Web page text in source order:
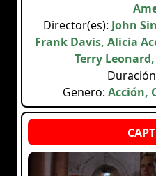
Director(es): John
Frank Davis, Alicia
Terry
Genero: Acción,